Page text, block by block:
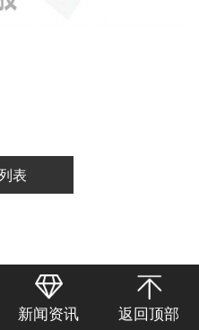
表
新闻资讯 返回顶部